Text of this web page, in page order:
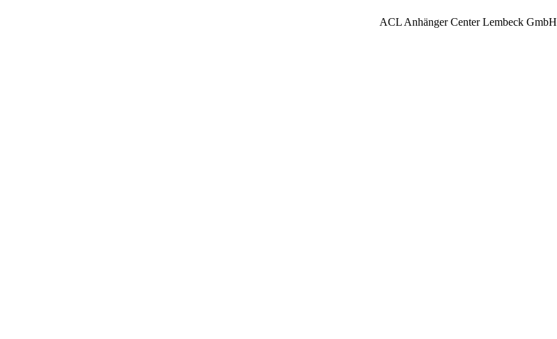
ACL Anhänger Center Lembeck GmbH